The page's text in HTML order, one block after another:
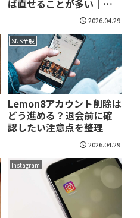
ば直せることが多い｜症
状別の対処を順番に整2026.04.29
SNS全般
Lemon8アカウント削除は
どう進める？退会前に確
認したい注意点を整理
2026.04.29
Instagram